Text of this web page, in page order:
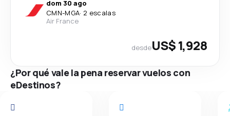
dom 30 ago
CMN-MGA· 2 escalas
Air France
desdeUS$ 1,928
¿Por qué vale la pena reservar vuelos con
eDestinos?